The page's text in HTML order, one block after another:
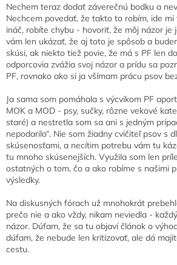
Nechem teraz dodať záverečnú bodku a
Nechcem povedať, že takto to robím, ide
ináč, robíte chybu - hovoriť, že môj názor je
vám len ukázať, že aj toto je spôsob a
skúsi, ak niekto tiež povie, že má s PF len
odporcovia zvážia svoj názor a prídu sa
PF, rovnako ako si ja všímam prácu psov
Ja sama som pomáhala s výcvikom PF
MOK a MOD - psy, sučky, rôzne vekové
staré) a nestretla som sa ani s jedným
nepodarilo“. Nie som žiadny cvičiteľ psov s
skúsenosťami, a necítim potrebu vám tu
tu mnoho skúsenejších. Využila som len
ostatných o tom, čo a ako robíme s našimi
výsledky.
Na diskusných fórach už mnohokrát
prečo nie a ako vždy, nikam neviedla -
názor. Dúfam, že sa tu objaví článok o
dúfam, že nebude len kritizovať, ale dá
cestu.